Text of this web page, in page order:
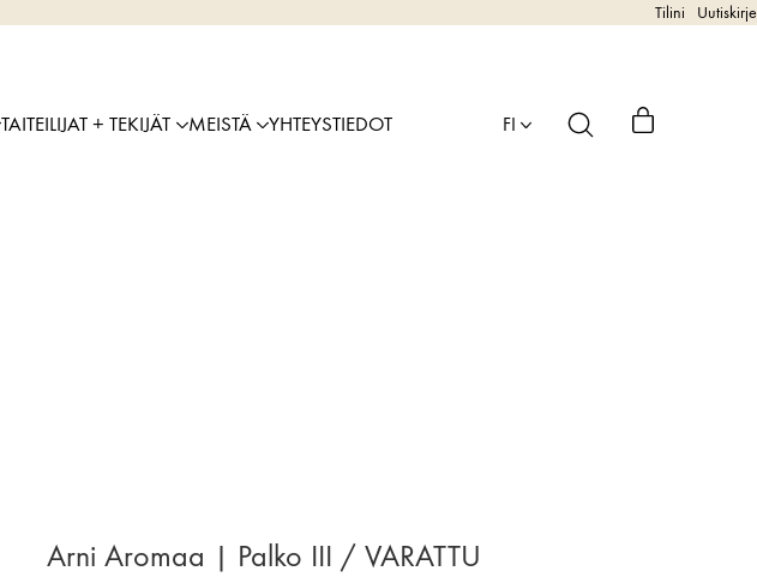
Tilini Uutiskirje
TAITEILIJAT + TEKIJÄT MEISTÄ YHTEYSTIEDOT FI
Arni Aromaa | Palko III / VARATTU